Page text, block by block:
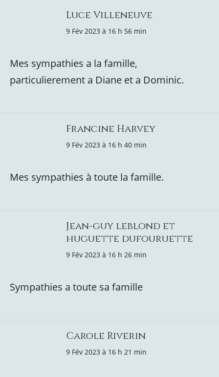
Luce Villeneuve
9 Fév 2023 à 16 h 56 min
Mes sympathies a la famille,
particulierement a Diane et a Dominic.
Francine Harvey
9 Fév 2023 à 16 h 40 min
Mes sympathies à toute la famille.
Jean-guy leblond et
huguette dufouruette
9 Fév 2023 à 16 h 26 min
Sympathies a toute sa famille
Carole Riverin
9 Fév 2023 à 16 h 21 min